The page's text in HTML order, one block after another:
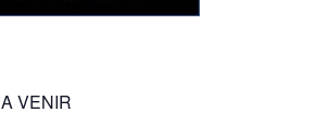
VENIR